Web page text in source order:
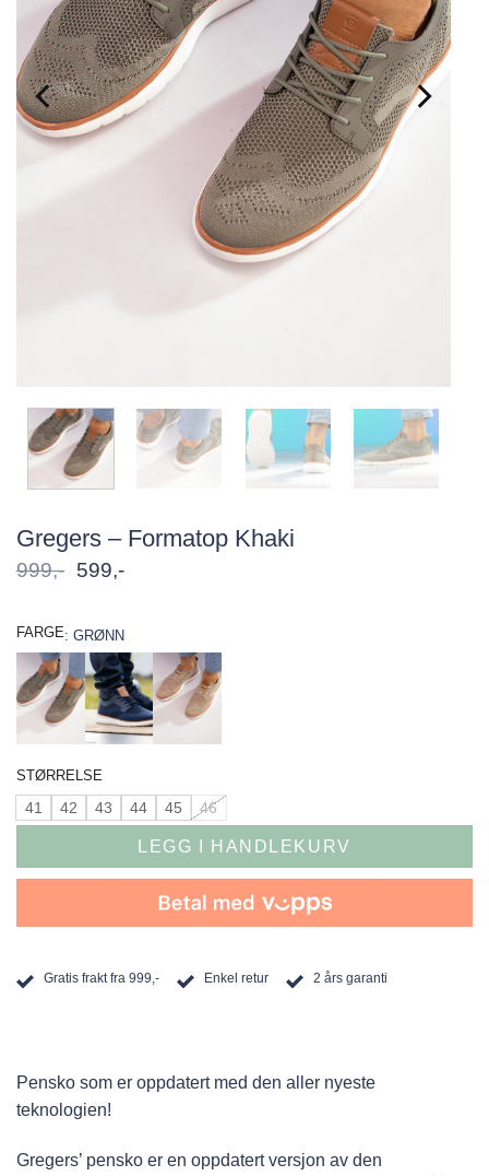
Gregers – Formatop Khaki
999,- Opprinnelig
999,-.
599,-Nåværende
599,-.
FARGE: GRØNN
STØRRELSE
41 42 43 44 45 46
LEGG I HANDLEKURV
Gratis frakt fra 999,- Enkel retur 2 års garanti
Pensko som er oppdatert med den aller nyeste
teknologien!
Gregers’ pensko er en oppdatert versjon av den